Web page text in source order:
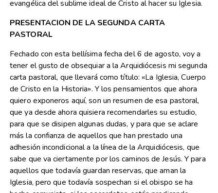
evangélica del sublime ideal de Cristo al hacer su Iglesia.
PRESENTACION DE LA SEGUNDA CARTA
PASTORAL
Fechado con esta bellísima fecha del 6 de agosto, voy a
tener el gusto de obsequiar a la Arquidiócesis mi segunda
carta pastoral, que llevará como título: «La Iglesia, Cuerpo
de Cristo en la Historia». Y los pensamientos que ahora
quiero exponeros aquí, son un resumen de esa pastoral,
que ya desde ahora quisiera recomendarles su estudio,
para que se disipen algunas dudas, y para que se aclare
más la confianza de aquellos que han prestado una
adhesión incondicional a la línea de la Arquidiócesis, que
sabe que va ciertamente por los caminos de Jesús. Y para
aquellos que todavía guardan reservas, que aman la
Iglesia, pero que todavía sospechan si el obispo se ha